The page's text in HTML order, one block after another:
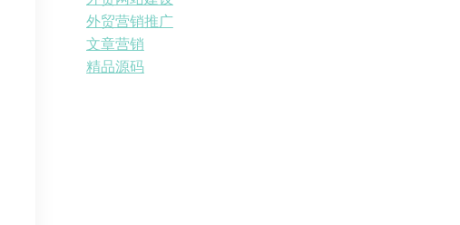
外贸营销推广
文章营销
精品源码